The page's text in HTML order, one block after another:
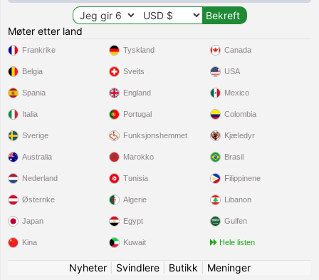
Møter etter land
Frankrike
Belgia
Spania
Italia
Sverige
Tyskland
Sveits
England
Portugal
Funksjonshemmet
Canada
USA
Mexico
Colombia
Kjæledyr
Australia
Nederland
Østerrike
Japan
Kina
Marokko
Tunisia
Algerie
Egypt
Kuwait
Brasil
Filippinene
Libanon
Gulfen
Hele listen
Nyheter| Svindlere| Butikk
Meninger